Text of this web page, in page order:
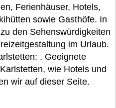
Ferienhäuser, Hotels,
sowie Gasthöfe. In
den Sehenswürdigkeiten
im Urlaub.
. Geeignete
wie Hotels und
wir auf dieser Seite.